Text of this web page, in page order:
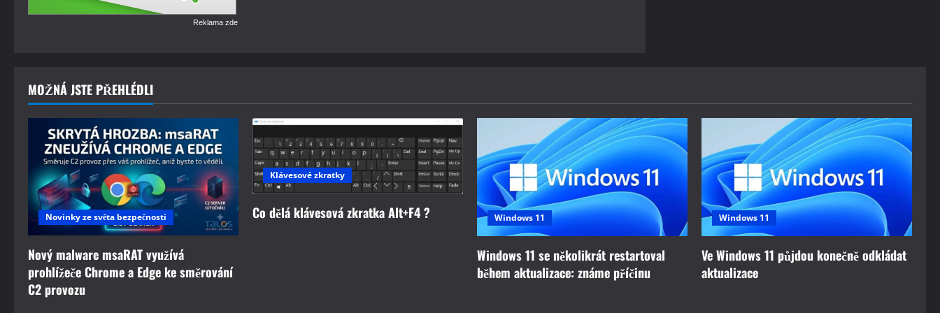
Reklama zde
MOŽNÁ JSTE PŘEHLÉDLI
Novinky ze světa bezpečnosti
Nový malware msaRAT využívá
prohlížeče Chrome a Edge ke směrování
C2 provozu
Klávesové zkratky
Co dělá klávesová zkratka Alt+F4 ? Windows 11
Windows 11 se několikrát restartoval
během aktualizace: známe příčinu
Windows 11
Ve Windows 11 půjdou konečně odkládat
aktualizace